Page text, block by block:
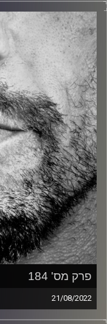
כל מה שחי, אמיתי
עם שמוליק רגב.
קרדיט תמונות:
פרק מס' 184
21/08/2022
זיפים, מוזיקה